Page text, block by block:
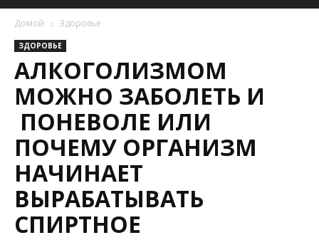
Домой Здоровье
ЗДОРОВЬЕ
АЛКОГОЛИЗМОМ
МОЖНО ЗАБОЛЕТЬ И
ПОНЕВОЛЕ ИЛИ
ПОЧЕМУ ОРГАНИЗМ
НАЧИНАЕТ
ВЫРАБАТЫВАТЬ
СПИРТНОЕ